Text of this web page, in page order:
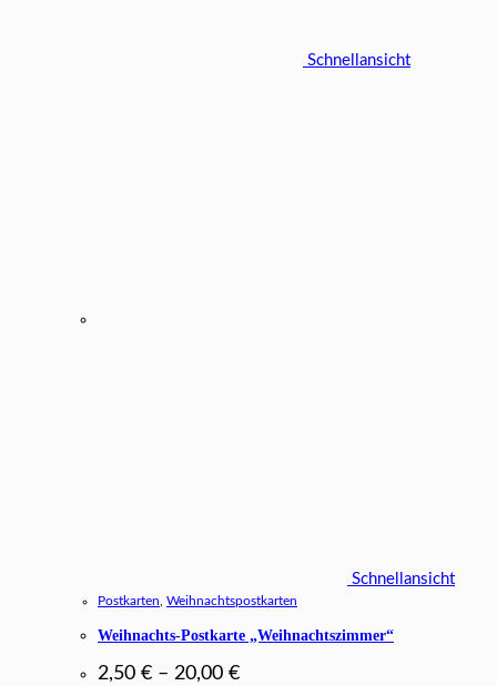
Schnellansicht
Schnellansicht
Postkarten Weihnachtspostkarten
Weihnachts-Postkarte „Weihnachtszimmer“
2,50 € – 20,00 €